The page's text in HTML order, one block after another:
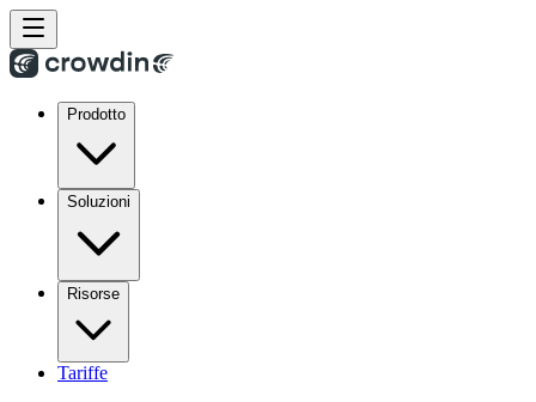
Prodotto
Soluzioni
Risorse
Tariffe